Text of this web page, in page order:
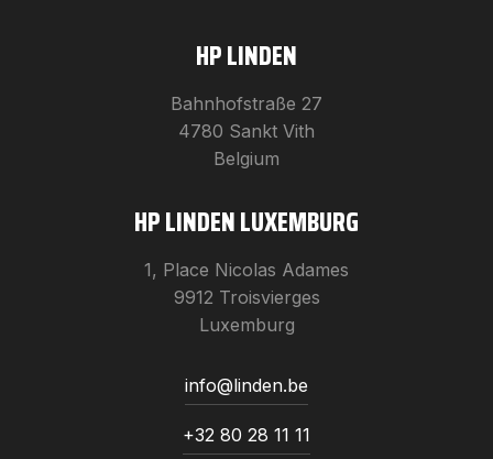
HP LINDEN
Bahnhofstraße 27
4780 Sankt Vith
Belgium
HP LINDEN LUXEMBURG
1, Place Nicolas Adames
9912 Troisvierges
Luxemburg
info@linden.be
+32 80 28 11 11